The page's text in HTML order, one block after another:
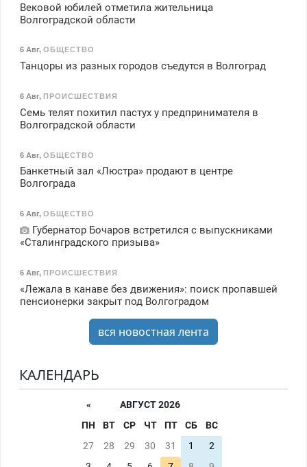
Вековой юбилей отметила жительница
Волгоградской области
6 Авг, ОБЩЕСТВО
Танцоры из разных городов съедутся в Волгоград
6 Авг, ПРОИСШЕСТВИЯ
Семь телят похитил пастух у предпринимателя в
Волгоградской области
6 Авг, ОБЩЕСТВО
Банкетный зал «Люстра» продают в центре
Волгограда
6 Авг, ОБЩЕСТВО
Губернатор Бочаров встретился с выпускниками
«Сталинградского призыва»
6 Авг, ПРОИСШЕСТВИЯ
«Лежала в канаве без движения»: поиск пропавшей
пенсионерки закрыт под Волгоградом
вся новостная лента
КАЛЕНДАРЬ
«
АВГУСТ 2026
ПН
ВТ СР ЧТ ПТ СБ
ВС
27
28 29 30 31 1
2